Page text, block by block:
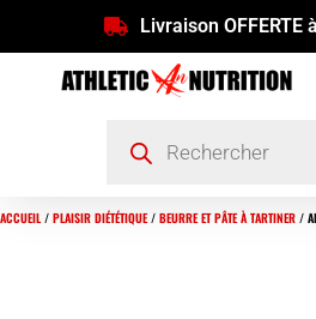
Livraison OFFERTE
ACCUEIL/ PLAISIR DIÉTÉTIQUE/ BEURRE ET PÂTE À TARTINER /